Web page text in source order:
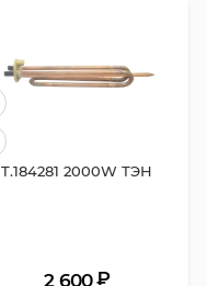
T.184281 2000W ТЭН
2 600 ₽